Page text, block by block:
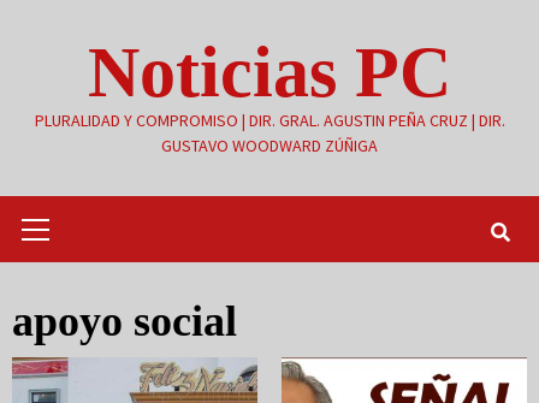
Noticias PC
PLURALIDAD Y COMPROMISO | DIR. GRAL. AGUSTIN PEÑA CRUZ | DIR.
GUSTAVO WOODWARD ZÚÑIGA
primario
apoyo social